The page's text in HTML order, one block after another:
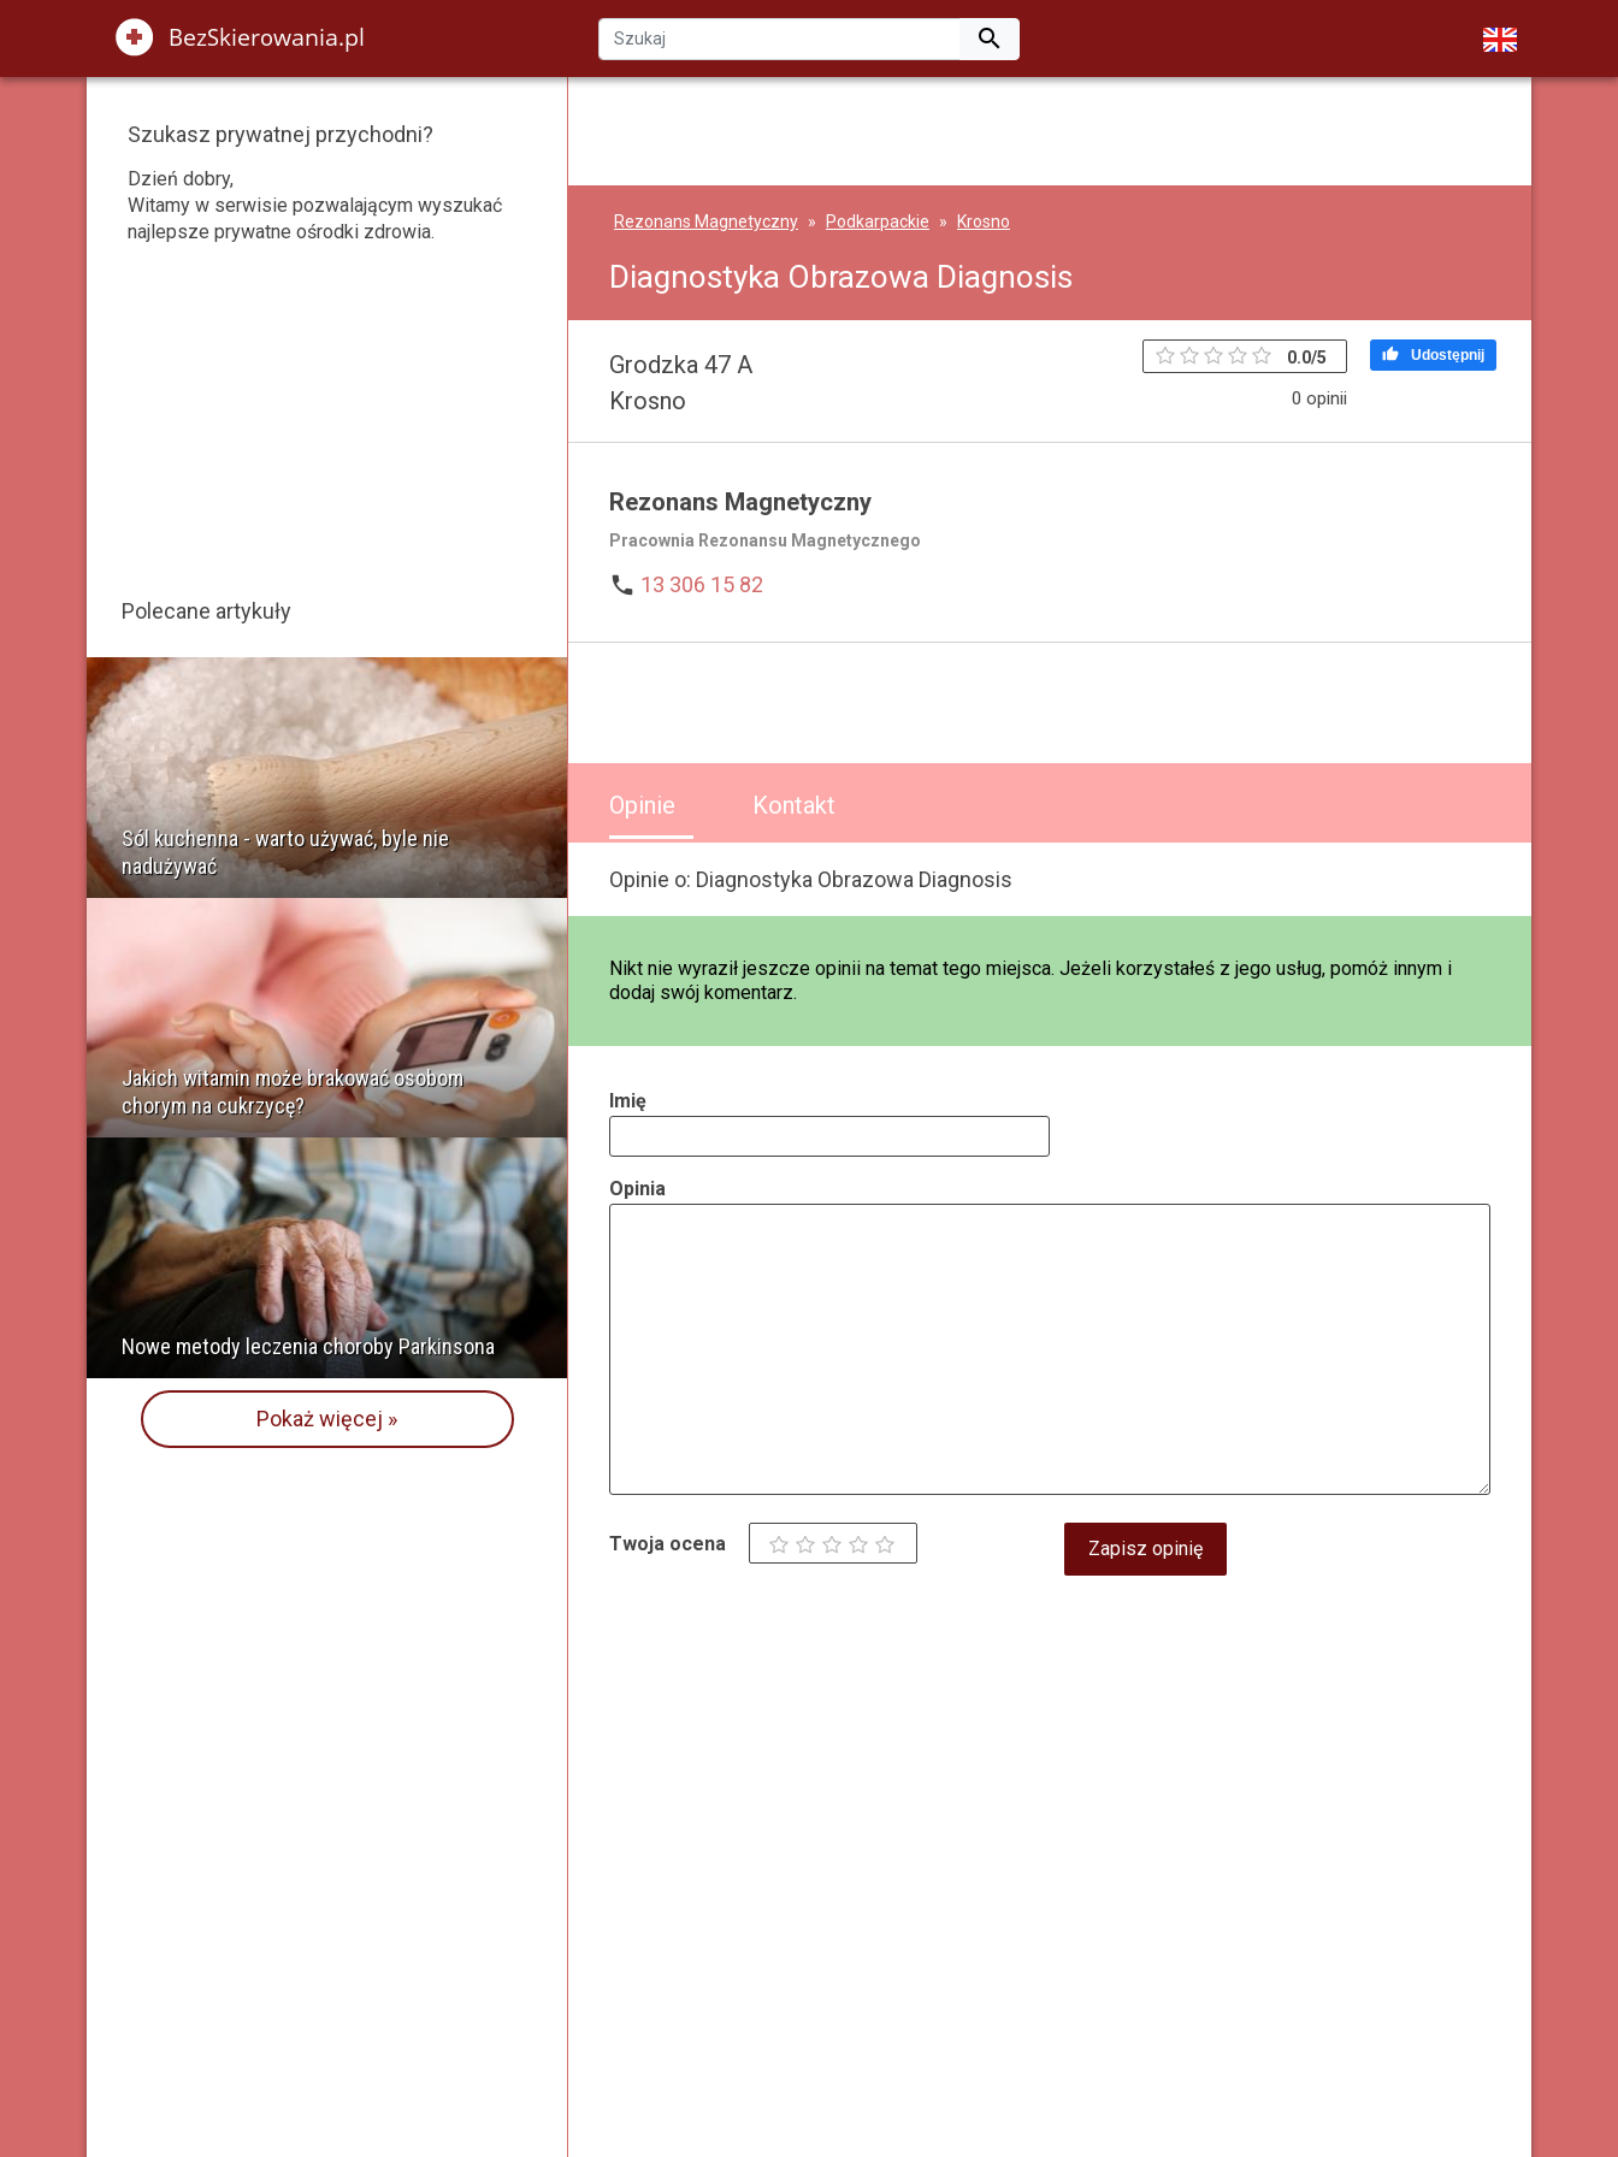

Rezonans Magnetyczny Podkarpackie Krosno
Diagnostyka Obrazowa Diagnosis
Grodzka 47 A
Krosno
0.0/5
0 opinii
 Udostępnij
Rezonans Magnetyczny
Pracownia Rezonansu Magnetycznego
 13 306 15 82
Opinie Kontakt
Opinie o: Diagnostyka Obrazowa Diagnosis
Nikt nie wyraził jeszcze opinii na temat tego miejsca. Jeżeli korzystałeś z jego usług, pomóż innym i
dodaj swój komentarz.
Imię
Opinia
Twoja ocena
Szukasz prywatnej przychodni?
Dzień dobry,
Witamy w serwisie pozwalającym wyszukać
najlepsze prywatne ośrodki zdrowia.
Polecane artykuły
Sól kuchenna - warto używać, byle nie
nadużywać
Jakich witamin może brakować osobom
chorym na cukrzycę?
Nowe metody leczenia choroby Parkinsona
Pokaż więcej »